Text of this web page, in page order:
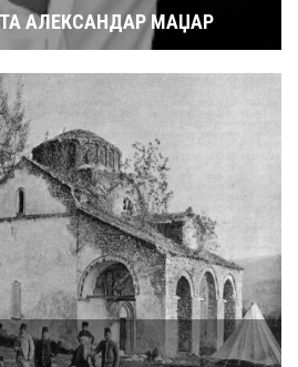
АЛЕКСАНДАР МАЏАР